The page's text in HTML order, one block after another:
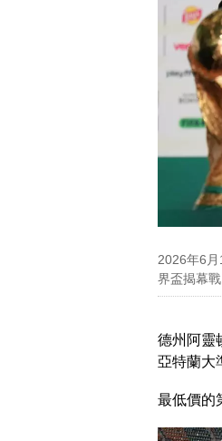
2026年6月
界盃揭幕
德州阿靈
亞特蘭大
最低價的